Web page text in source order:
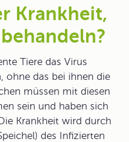
Krankheit,
Tiere das Virus
ohne das bei ihnen die
müssen mit diesen
sein und haben sich
Krankheit wird durch
des Infizierten